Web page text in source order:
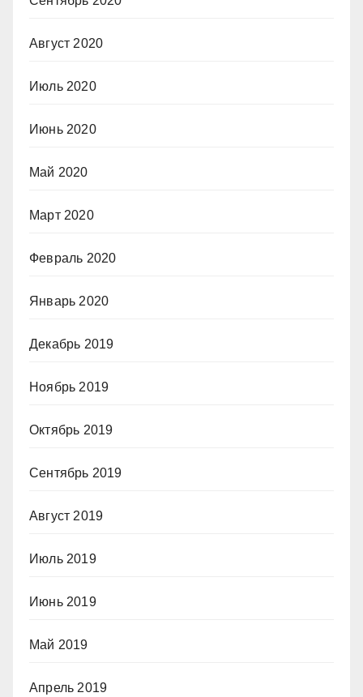
Август 2020
Июль 2020
Июнь 2020
Май 2020
Март 2020
Февраль 2020
Январь 2020
Декабрь 2019
Ноябрь 2019
Октябрь 2019
Сентябрь 2019
Август 2019
Июль 2019
Июнь 2019
Май 2019
Апрель 2019